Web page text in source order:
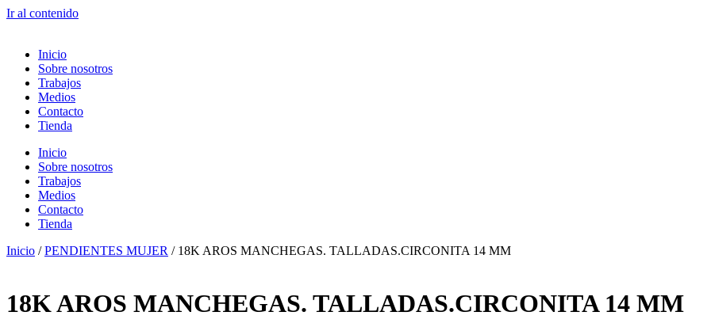
Ir al contenido
Inicio
Sobre nosotros
Trabajos
Medios
Contacto
Tienda
Inicio
Sobre nosotros
Trabajos
Medios
Contacto
Tienda
Inicio /PENDIENTES MUJER / 18K AROS MANCHEGAS. TALLADAS.CIRCONITA 14 MM
18K AROS MANCHEGAS. TALLADAS.CIRCONITA 14 MM